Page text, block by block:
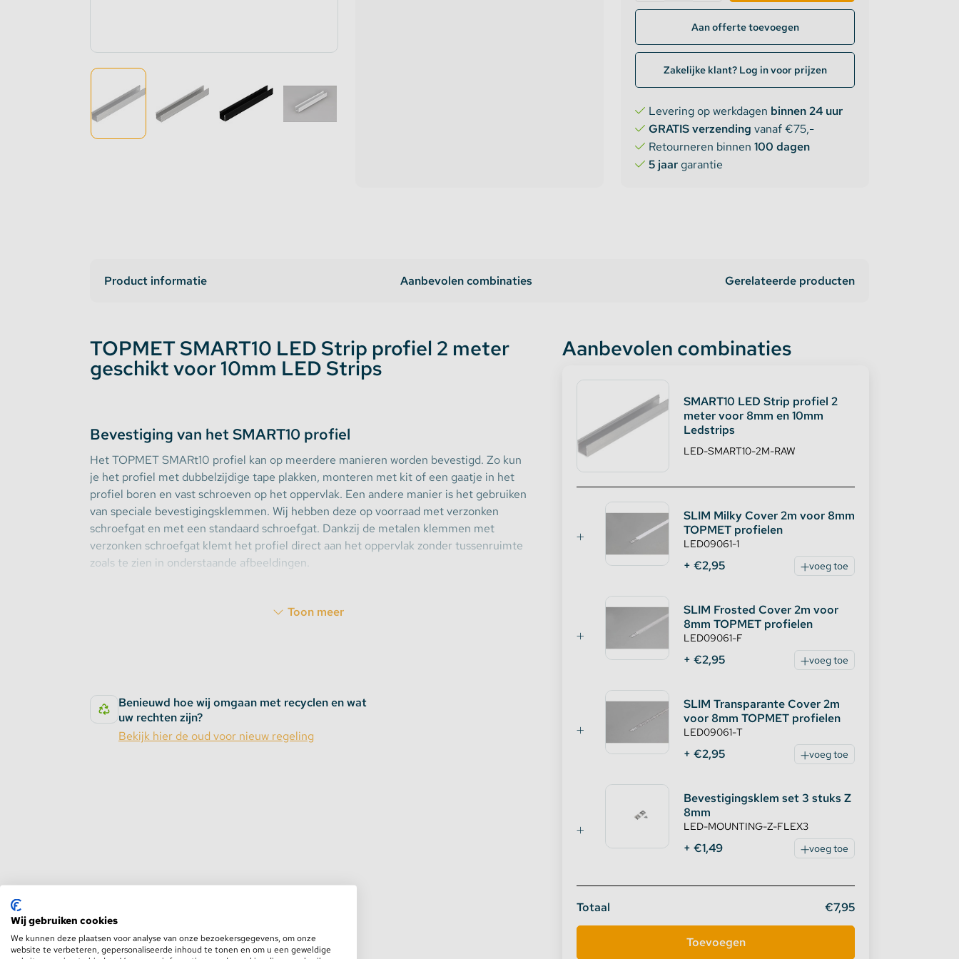
Fase aansnijding en fase afsnijding
Matter Compatible
Stekkerdozen
Accessoires Lumines
Aan offerte toevoegen
Zakelijke klant? Log in voor prijzen
Levering op werkdagen binnen 24 uur
GRATIS verzending vanaf €75,-
Retourneren binnen 100 dagen
5 jaargarantie
Product informatie Aanbevolen combinaties Gerelateerde producten
TOPMET SMART10 LED Strip profiel 2 meter
geschikt voor 10mm LED Strips
Bevestiging van het SMART10 profiel
Het TOPMET SMARt10 profiel kan op meerdere manieren worden bevestigd. Zo kun
je het profiel met dubbelzijdige tape plakken, monteren met kit of een gaatje in het
profiel boren en vast schroeven op het oppervlak. Een andere manier is het gebruiken
van speciale bevestigingsklemmen. Wij hebben deze op voorraad met verzonken
schroefgat en met een standaard schroefgat. Dankzij de metalen klemmen met
verzonken schroefgat klemt het profiel direct aan het oppervlak zonder tussenruimte
zoals te zien in onderstaande afbeeldingen.
Toon meer
Benieuwd hoe wij omgaan met recyclen en wat
uw rechten zijn?
Bekijk hier de oud voor nieuw regeling
Aanbevolen combinaties
SMART10 LED Strip profiel 2
meter voor 8mm en 10mm
Ledstrips
LED-SMART10-2M-RAW
SLIM Milky Cover 2m voor 8mm
TOPMET profielen
LED09061-1
+ €2,95 voeg toe
SLIM Frosted Cover 2m voor
8mm TOPMET profielen
LED09061-F
+ €2,95 voeg toe
SLIM Transparante Cover 2m
voor 8mm TOPMET profielen
LED09061-T
+ €2,95 voeg toe
Bevestigingsklem set 3 stuks Z
8mm
LED-MOUNTING-Z-FLEX3
+ €1,49 voeg toe
Totaal €7,95
Wij gebruiken cookies
We kunnen deze plaatsen voor analyse van onze bezoekersgegevens, om onze
website te verbeteren, gepersonaliseerde inhoud te tonen en om u een geweldige